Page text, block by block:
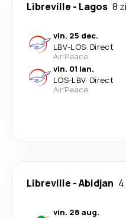
Libreville - Lagos 8
vin. 25 dec.
LBV-LOS· Direct
Air Peace
vin. 01 ian.
LOS-LBV· Direct
Air Peace
Libreville -Abidjan
vin. 28 aug.